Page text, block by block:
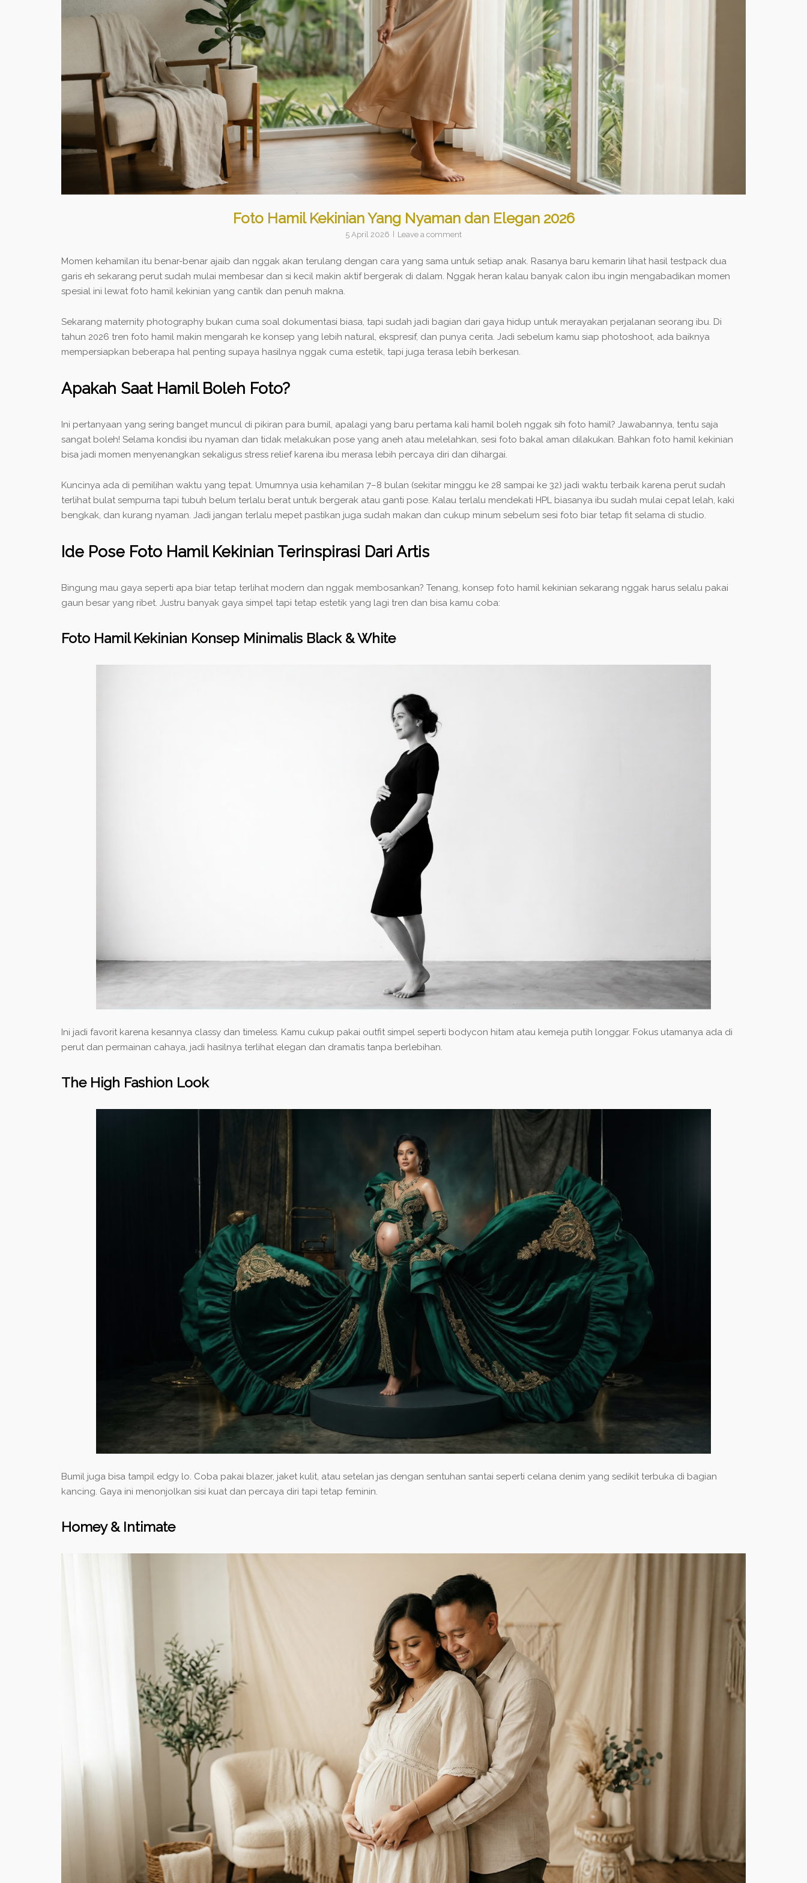
Foto Hamil Kekinian Yang Nyaman dan Elegan 2026
5 April 2026 Leave a comment
Momen kehamilan itu benar-benar ajaib dan nggak akan terulang dengan cara yang sama untuk setiap anak. Rasanya baru kemarin lihat hasil testpack dua
garis eh sekarang perut sudah mulai membesar dan si kecil makin aktif bergerak di dalam. Nggak heran kalau banyak calon ibu ingin mengabadikan momen
spesial ini lewat foto hamil kekinian yang cantik dan penuh makna.
Sekarang maternity photography bukan cuma soal dokumentasi biasa, tapi sudah jadi bagian dari gaya hidup untuk merayakan perjalanan seorang ibu. Di
tahun 2026 tren foto hamil makin mengarah ke konsep yang lebih natural, ekspresif, dan punya cerita. Jadi sebelum kamu siap photoshoot, ada baiknya
mempersiapkan beberapa hal penting supaya hasilnya nggak cuma estetik, tapi juga terasa lebih berkesan.
Apakah Saat Hamil Boleh Foto?
Ini pertanyaan yang sering banget muncul di pikiran para bumil, apalagi yang baru pertama kali hamil boleh nggak sih foto hamil? Jawabannya, tentu saja
sangat boleh! Selama kondisi ibu nyaman dan tidak melakukan pose yang aneh atau melelahkan, sesi foto bakal aman dilakukan. Bahkan foto hamil kekinian
bisa jadi momen menyenangkan sekaligus stress relief karena ibu merasa lebih percaya diri dan dihargai.
Kuncinya ada di pemilihan waktu yang tepat. Umumnya usia kehamilan 7–8 bulan (sekitar minggu ke 28 sampai ke 32) jadi waktu terbaik karena perut sudah
terlihat bulat sempurna tapi tubuh belum terlalu berat untuk bergerak atau ganti pose. Kalau terlalu mendekati HPL biasanya ibu sudah mulai cepat lelah, kaki
bengkak, dan kurang nyaman. Jadi jangan terlalu mepet pastikan juga sudah makan dan cukup minum sebelum sesi foto biar tetap fit selama di studio.
Ide Pose Foto Hamil Kekinian Terinspirasi Dari Artis
Bingung mau gaya seperti apa biar tetap terlihat modern dan nggak membosankan? Tenang, konsep foto hamil kekinian sekarang nggak harus selalu pakai
gaun besar yang ribet. Justru banyak gaya simpel tapi tetap estetik yang lagi tren dan bisa kamu coba:
Foto Hamil Kekinian Konsep Minimalis Black & White
Ini jadi favorit karena kesannya classy dan timeless. Kamu cukup pakai outfit simpel seperti bodycon hitam atau kemeja putih longgar. Fokus utamanya ada di
perut dan permainan cahaya, jadi hasilnya terlihat elegan dan dramatis tanpa berlebihan.
The High Fashion Look
Bumil juga bisa tampil edgy lo. Coba pakai blazer, jaket kulit, atau setelan jas dengan sentuhan santai seperti celana denim yang sedikit terbuka di bagian
kancing. Gaya ini menonjolkan sisi kuat dan percaya diri tapi tetap feminin.
Homey & Intimate